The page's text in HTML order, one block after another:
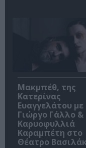
Μακμπέθ, της
Κατερίνας
Ευαγγελάτου με
Γιώργο Γάλλο &
Καρυοφυλλιά
Καραμπέτη στο
Θέατρο